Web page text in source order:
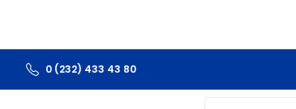
0 (232) 433 43 80